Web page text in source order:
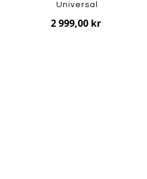
Universal
2 999,00 kr